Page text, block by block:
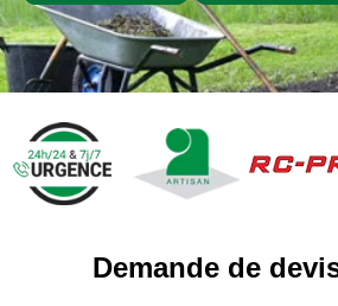
Demande de